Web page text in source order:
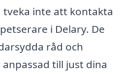
tveka inte att kontakta
i Delary. De
råd och
till just dina